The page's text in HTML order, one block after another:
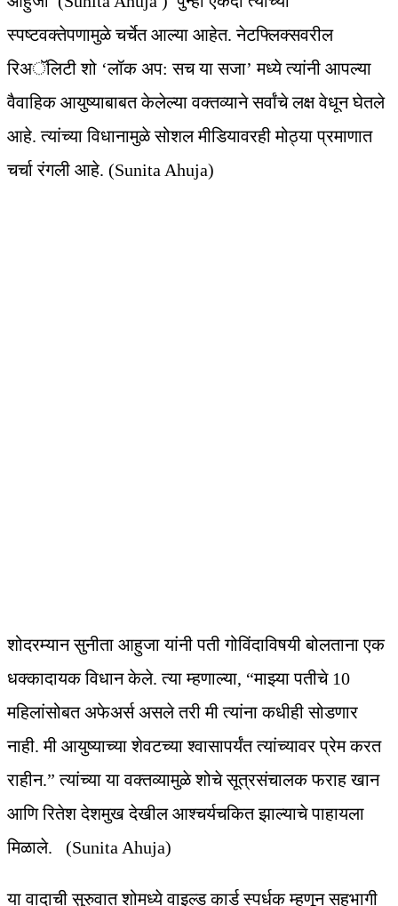
स्पष्टवक्तेपणामुळे चर्चेत आल्या आहेत. नेटफ्लिक्सवरील
रिअॅलिटी शो ‘लॉक अप: सच या सजा’ मध्ये त्यांनी आपल्या
वैवाहिक आयुष्याबाबत केलेल्या वक्तव्याने सर्वांचे लक्ष वेधून घेतले
आहे. त्यांच्या विधानामुळे सोशल मीडियावरही मोठ्या प्रमाणात
चर्चा रंगली आहे. (Sunita Ahuja)
शोदरम्यान सुनीता आहुजा यांनी पती गोविंदाविषयी बोलताना एक
धक्कादायक विधान केले. त्या म्हणाल्या, “माझ्या पतीचे 10
महिलांसोबत अफेअर्स असले तरी मी त्यांना कधीही सोडणार
नाही. मी आयुष्याच्या शेवटच्या श्वासापर्यंत त्यांच्यावर प्रेम करत
राहीन.” त्यांच्या या वक्तव्यामुळे शोचे सूत्रसंचालक फराह खान
आणि रितेश देशमुख देखील आश्चर्यचकित झाल्याचे पाहायला
मिळाले. (Sunita Ahuja)
या वादाची सुरुवात शोमध्ये वाइल्ड कार्ड स्पर्धक म्हणून सहभागी